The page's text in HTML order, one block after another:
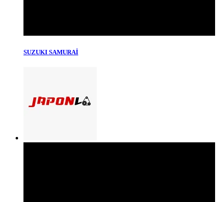
SUZUKI SAMURAİ